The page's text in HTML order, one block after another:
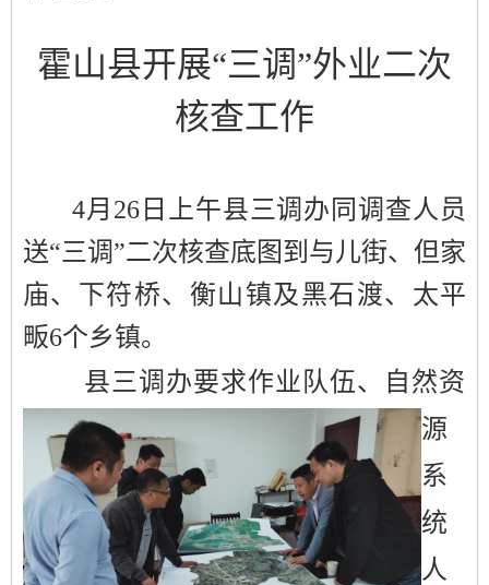
霍山县开展“三调”外业二次
核查工作
4月 26日上午县三调办同调查人员
送“三调”二次核查底图到与儿街、但家
庙、下符桥、衡山镇及黑石渡、太平
畈6个乡镇。
县三调办要求作业 队伍、
自然资
源
系
统
人